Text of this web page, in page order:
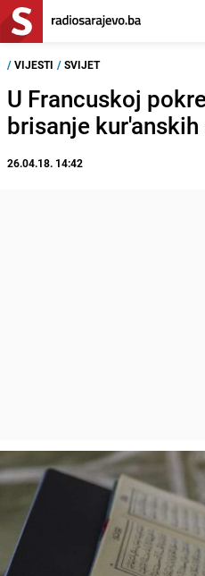
/ VIJESTI / SVIJET
U Francuskoj
brisanje
26.04.18. 14:42